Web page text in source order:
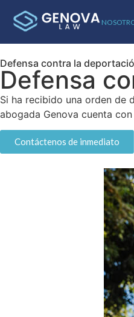
Defensa contra la
Defensa
Si ha recibido una orden de
abogada Genova cuenta
Contáctenos de inmediato